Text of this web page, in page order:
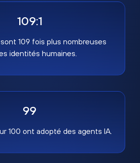
109:1
109 fois plus nombreuses
identités humaines.
99
100 ont adopté des agents IA.